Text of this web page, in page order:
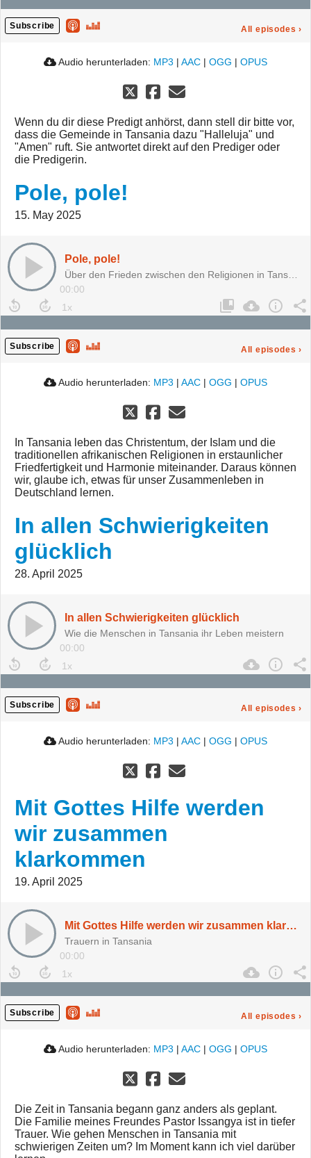
Subscribe All episodes ›
Audio herunterladen: MP3 | AAC | OGG | OPUS
Wenn du dir diese Predigt anhörst, dann stell dir bitte vor,
dass die Gemeinde in Tansania dazu "Halleluja" und
"Amen" ruft. Sie antwortet direkt auf den Prediger oder
die Predigerin.
Pole, pole!
15. May 2025
Pole, pole!
00:00
Subscribe All episodes ›
Audio herunterladen: MP3 | AAC | OGG | OPUS
In Tansania leben das Christentum, der Islam und die
traditionellen afrikanischen Religionen in erstaunlicher
Friedfertigkeit und Harmonie miteinander. Daraus können
wir, glaube ich, etwas für unser Zusammenleben in
Deutschland lernen.
In allen Schwierigkeiten
glücklich
28. April 2025
In allen Schwierigkeiten glücklich
Wie die Menschen in Tansania ihr Leben meistern
00:00
Subscribe All episodes ›
Audio herunterladen: MP3 | AAC | OGG | OPUS
Mit Gottes Hilfe werden
wir zusammen
klarkommen
19. April 2025
Mit Gottes Hilfe werden wir zusammen klarkommen
Trauern in Tansania
00:00
Subscribe All episodes ›
Audio herunterladen: MP3 | AAC | OGG | OPUS
Die Zeit in Tansania begann ganz anders als geplant.
Die Familie meines Freundes Pastor Issangya ist in tiefer
Trauer. Wie gehen Menschen in Tansania mit
schwierigen Zeiten um? Im Moment kann ich viel darüber